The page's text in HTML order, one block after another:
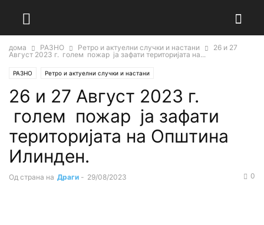
дома РАЗНО Ретро и актуелни случки и настани
26 и 27
Август 2023 г. голем пожар ја зафати територијата на...
РАЗНО Ретро и актуелни случки и настани
26 и 27 Август 2023 г.
голем пожар ја зафати
територијата на Општина
Илинден.
Од страна на Драги - 29/08/2023 0